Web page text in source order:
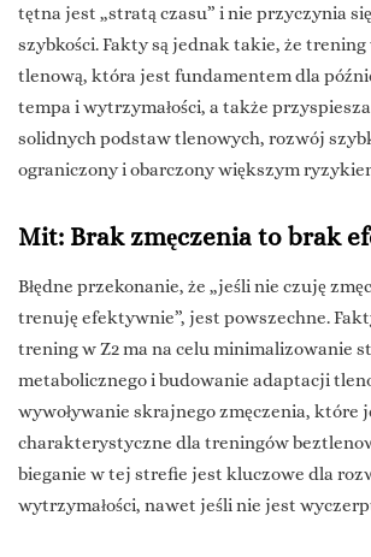
tętna jest „stratą czasu” i nie przyczynia
szybkości. Fakty są jednak takie, że trening
tlenową, która jest fundamentem dla
tempa i wytrzymałości, a także
solidnych podstaw tlenowych, rozwój
ograniczony i obarczony większym
Mit: Brak zmęczenia to brak
Błędne przekonanie, że „jeśli nie czuję
trenuję efektywnie”, jest powszechne.
trening w Z2 ma na celu minimalizowanie
metabolicznego i budowanie adaptacji
wywoływanie skrajnego zmęczenia, które
charakterystyczne dla treningów
bieganie w tej strefie jest kluczowe dla
wytrzymałości, nawet jeśli nie jest